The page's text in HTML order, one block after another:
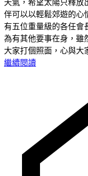
天氣，希望太陽只釋放
伴可以以輕鬆郊遊的心
有五位重量級的各任會
為有其他要事在身，雖
大家打個照面，心與大
繼續閱讀